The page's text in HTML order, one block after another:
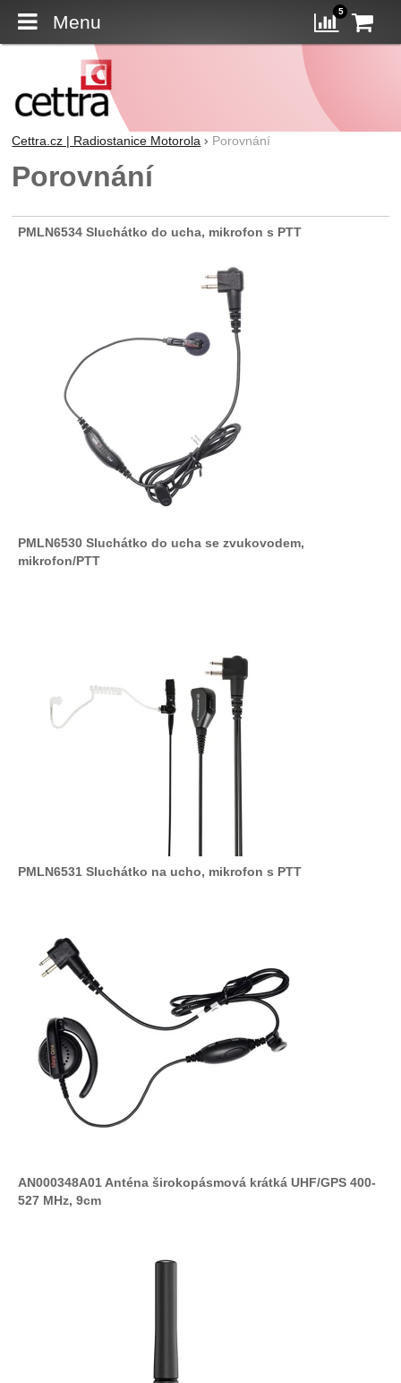
Menu
5
Cettra.cz | Radiostanice Motorola Porovnání
Porovnání